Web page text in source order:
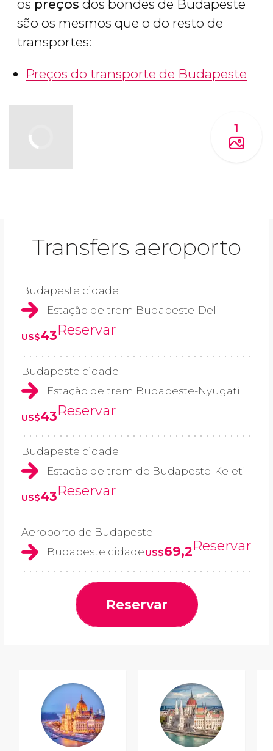
os preços dos bondes de Budapeste
são os mesmos que o do resto de
transportes:
Preços do transporte de Budapeste
1
Transfers aeroporto
Budapeste cidade
Estação de trem Budapeste-Deli
US$43Reservar
Budapeste cidade
Estação de trem Budapeste-Nyugati
US$43Reservar
Budapeste cidade
Estação de trem de Budapeste-Keleti
US$43Reservar
Aeroporto de Budapeste
Budapeste cidadeUS$69,2Reservar
Reservar